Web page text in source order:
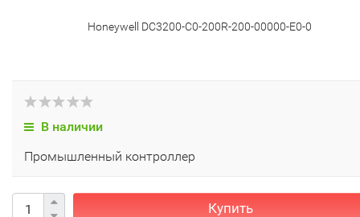
Honeywell DC3200-C0-200R-200-00000-E0-0
В наличии
Промышленный контроллер
Купить